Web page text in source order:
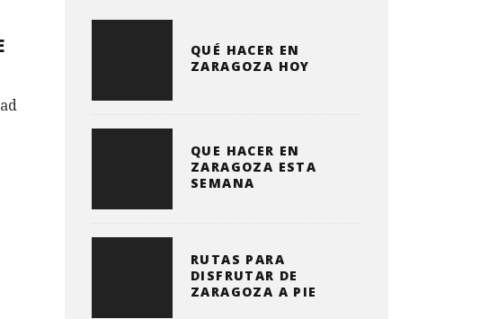
QUÉ HACER EN
ZARAGOZA HOY
QUE HACER EN
ZARAGOZA ESTA
SEMANA
RUTAS PARA
DISFRUTAR DE
ZARAGOZA A PIE